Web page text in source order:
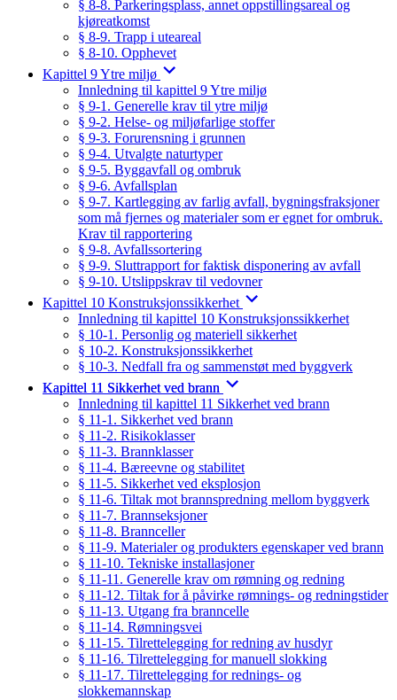
§ 8-8. Parkeringsplass, annet oppstillingsareal og
kjøreatkomst
§ 8-9. Trapp i uteareal
§ 8-10. Opphevet
Kapittel 9 Ytre miljø
Innledning til kapittel 9 Ytre miljø
§ 9-1. Generelle krav til ytre miljø
§ 9-2. Helse- og miljøfarlige stoffer
§ 9-3. Forurensning i grunnen
§ 9-4. Utvalgte naturtyper
§ 9-5. Byggavfall og ombruk
§ 9-6. Avfallsplan
§ 9-7. Kartlegging av farlig avfall, bygningsfraksjoner
som må fjernes og materialer som er egnet for ombruk.
Krav til rapportering
§ 9-8. Avfallssortering
§ 9-9. Sluttrapport for faktisk disponering av avfall
§ 9-10. Utslippskrav til vedovner
Kapittel 10 Konstruksjonssikkerhet
Innledning til kapittel 10 Konstruksjonssikkerhet
§ 10-1. Personlig og materiell sikkerhet
§ 10-2. Konstruksjonssikkerhet
§ 10-3. Nedfall fra og sammenstøt med byggverk
Kapittel 11 Sikkerhet ved brann
Innledning til kapittel 11 Sikkerhet ved brann
§ 11-1. Sikkerhet ved brann
§ 11-2. Risikoklasser
§ 11-3. Brannklasser
§ 11-4. Bæreevne og stabilitet
§ 11-5. Sikkerhet ved eksplosjon
§ 11-6. Tiltak mot brannspredning mellom byggverk
§ 11-7. Brannseksjoner
§ 11-8. Brannceller
§ 11-9. Materialer og produkters egenskaper ved brann
§ 11-10. Tekniske installasjoner
§ 11-11. Generelle krav om rømning og redning
§ 11-12. Tiltak for å påvirke rømnings- og redningstider
§ 11-13. Utgang fra branncelle
§ 11-14. Rømningsvei
§ 11-15. Tilrettelegging for redning av husdyr
§ 11-16. Tilrettelegging for manuell slokking
§ 11-17. Tilrettelegging for rednings- og
slokkemannskap